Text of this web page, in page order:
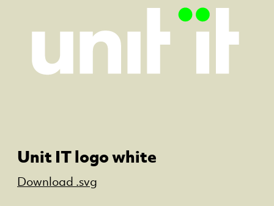
Unit IT logo white
Download .svg